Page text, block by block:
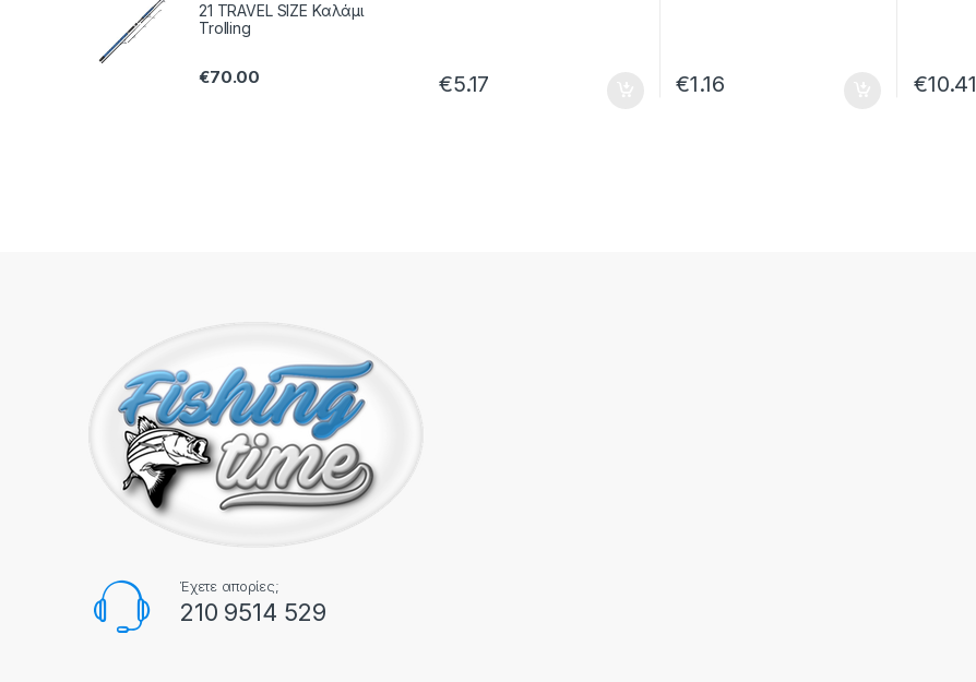
€5.17 €1.16 €10.41
21 TRAVEL SIZE Καλάμι
Trolling
€70.00
Έχετε απορίες;
210 9514 529